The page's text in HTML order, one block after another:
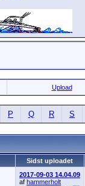
Upload
P Q R S
Sidst uploadet
2017-09-03 14.04.09
af hammerholt